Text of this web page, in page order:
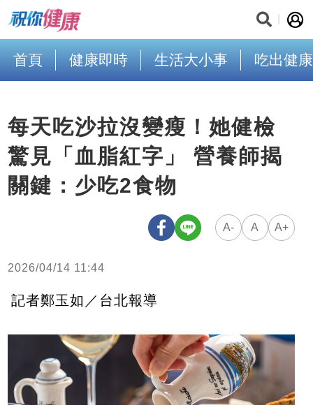
首頁 健康即時 生活大小事 吃出健康
每天吃沙拉沒變瘦！她健檢
驚見「血脂紅字」 營養師揭
關鍵：少吃2食物
A- A A+
2026/04/14 11:44
記者鄭玉如／台北報導